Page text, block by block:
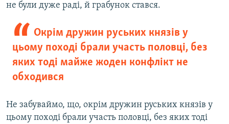
не були дуже раді, й грабунок стався.
Окрім дружин руських князів у
цьому поході брали участь половці, без
яких тоді майже жоден конфлікт не
обходився
Не забуваймо, що, окрім дружин руських князів у
цьому поході брали участь половці, без яких тоді